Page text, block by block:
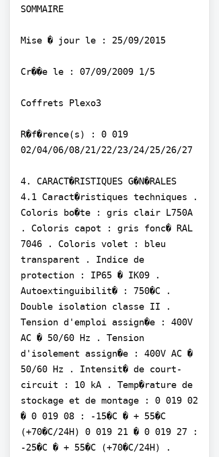
SOMMAIRE
Mise � jour le : 25/09/2015
Cr��e le : 07/09/2009 1/5
Coffrets Plexo3
R�f�rence(s) : 0 019
02/04/06/08/21/22/23/24/25/26/27
4. CARACT�RISTIQUES G�N�RALES
4.1 Caract�ristiques techniques .
Coloris bo�te : gris clair L750A
. Coloris capot : gris fonc� RAL
7046 . Coloris volet : bleu
transparent . Indice de
protection : IP65 � IK09 .
Autoextinguibilit� : 750�C .
Double isolation classe II .
Tension d'emploi assign�e : 400V
AC � 50/60 Hz . Tension
d'isolement assign�e : 400V AC �
50/60 Hz . Intensit� de court-
circuit : 10 kA . Temp�rature de
stockage et de montage : 0 019 02
� 0 019 08 : -15�C � + 55�C
(+70�C/24H) 0 019 21 � 0 019 27 :
-25�C � + 55�C (+70�C/24H) .